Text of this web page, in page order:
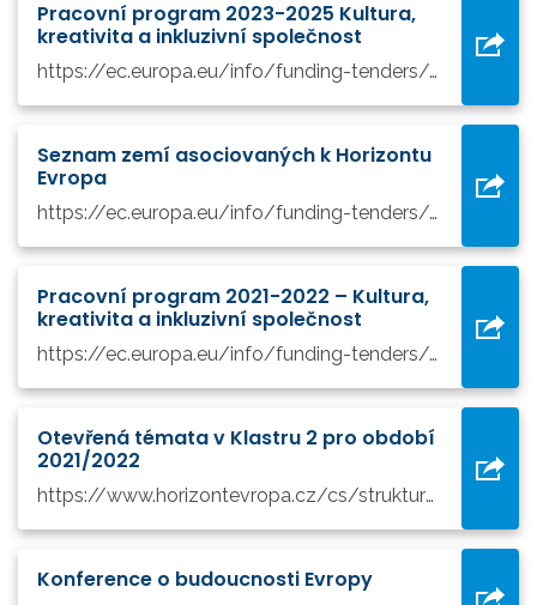
Pracovní program 2023-2025 Kultura,
kreativita a inkluzivní společnost
https://ec.europa.eu/info/funding-tenders/opportunities/docs/2021-2027/horizon/wp-call/2023-2024/wp-5-culture-creativity-and-inclusive-society_horizon-2023-2024_en.pdf
Seznam zemí asociovaných k Horizontu
Evropa
https://ec.europa.eu/info/funding-tenders/opportunities/docs/2021-2027/common/guidance/list-3rd-country-participation_horizon-euratom_en.pdf
Pracovní program 2021-2022 – Kultura,
kreativita a inkluzivní společnost
https://ec.europa.eu/info/funding-tenders/opportunities/docs/2021-2027/horizon/wp-call/2021-2022/wp-5-culture-creativity-and-inclusive-society_horizon-2021-2022_en.pdf
Otevřená témata v Klastru 2 pro období
2021/2022
https://www.horizontevropa.cz/cs/struktura-programu-he/globalni-vyzvy-konkurenceschopnost/klastr-2-kultura-kreativita-inkluzivni-spolecnost/vyzvy/yiifchallenges/132/otevrena-temata-v-klastru-2-pro...
Konference o budoucnosti Evropy